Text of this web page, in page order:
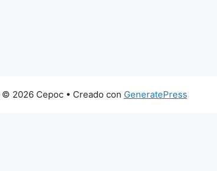
© 2026 Cepoc• Creado con GeneratePress